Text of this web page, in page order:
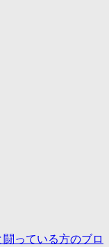
っている方のブロ